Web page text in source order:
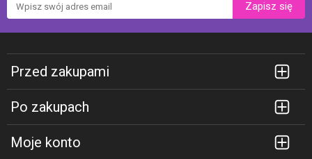
Zapisz się
Przed zakupami
Po zakupach
Moje konto